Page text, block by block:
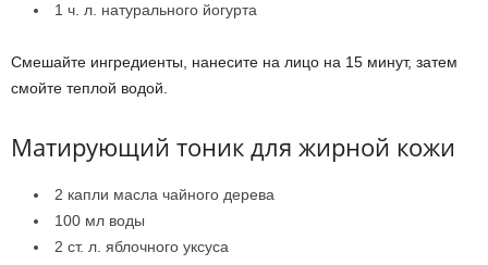
1 ч. л. натурального йогурта
Смешайте ингредиенты, нанесите на лицо на 15 минут, затем
смойте теплой водой.
Матирующий тоник для жирной кожи
2 капли масла чайного дерева
100 мл воды
2 ст. л. яблочного уксуса